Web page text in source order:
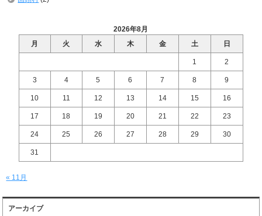
2026年8月
月
火 水 木 金 土 日
1 2
3 4 5 6 7 8 9
10 11 12 13 14 15 16
17 18 19 20 21 22 23
24 25 26 27 28 29 30
31
« 11月
アーカイブ